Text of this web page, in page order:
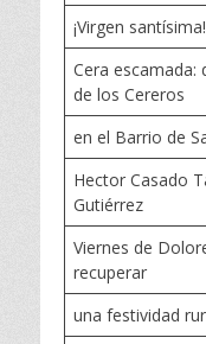
¡Virgen santísima!
Cera escamada:
de los Cereros
en el Barrio de
Hector Casado
Gutiérrez
Viernes de
recuperar
una festividad